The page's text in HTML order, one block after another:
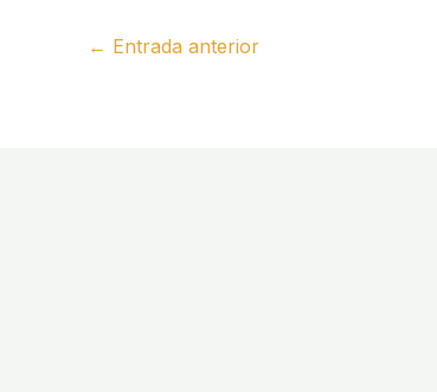
← Entrada anterior